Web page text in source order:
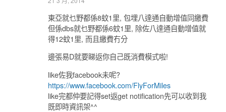
東亞就乜野都係8蚊1里, 包埋八達通自動增值同繳費
但係dbs就乜野都係6蚊1里, 除佐八達通自動增值就
得12蚊1里, 而且繳費冇分
邊張易D就要睇返你自己既消費模式啦!
like佐我facebook未呢?
https://www.facebook.com/FlyForMiles
like完都仲要記得set返get notification先可以收到我
既即時資訊架^^